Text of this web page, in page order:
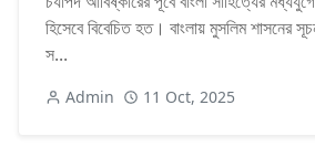
হিসেবে বিবেচিত হত। বাংলায় মুসলিম শাসনের
স...
Admin 11 Oct, 2025